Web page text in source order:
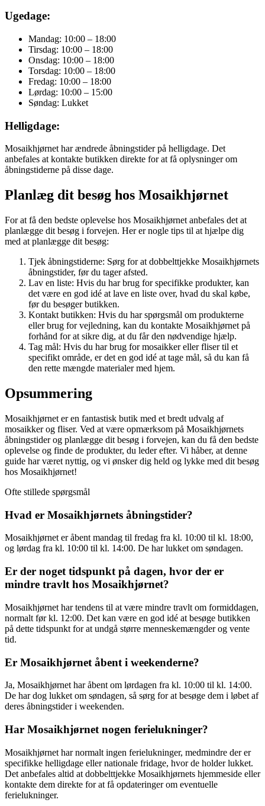
Ugedage:
Mandag: 10:00 – 18:00
Tirsdag: 10:00 – 18:00
Onsdag: 10:00 – 18:00
Torsdag: 10:00 – 18:00
Fredag: 10:00 – 18:00
Lørdag: 10:00 – 15:00
Søndag: Lukket
Helligdage:
Mosaikhjørnet har ændrede åbningstider på helligdage. Det
anbefales at kontakte butikken direkte for at få oplysninger om
åbningstiderne på disse dage.
Planlæg dit besøg hos Mosaikhjørnet
For at få den bedste oplevelse hos Mosaikhjørnet anbefales det at
planlægge dit besøg i forvejen. Her er nogle tips til at hjælpe dig
med at planlægge dit besøg:
Tjek åbningstiderne: Sørg for at dobbelttjekke Mosaikhjørnets
åbningstider, før du tager afsted.
Lav en liste: Hvis du har brug for specifikke produkter, kan
det være en god idé at lave en liste over, hvad du skal købe,
før du besøger butikken.
Kontakt butikken: Hvis du har spørgsmål om produkterne
eller brug for vejledning, kan du kontakte Mosaikhjørnet på
forhånd for at sikre dig, at du får den nødvendige hjælp.
Tag mål: Hvis du har brug for mosaikker eller fliser til et
specifikt område, er det en god idé at tage mål, så du kan få
den rette mængde materialer med hjem.
Opsummering
Mosaikhjørnet er en fantastisk butik med et bredt udvalg af
mosaikker og fliser. Ved at være opmærksom på Mosaikhjørnets
åbningstider og planlægge dit besøg i forvejen, kan du få den bedste
oplevelse og finde de produkter, du leder efter. Vi håber, at denne
guide har været nyttig, og vi ønsker dig held og lykke med dit besøg
hos Mosaikhjørnet!
Ofte stillede spørgsmål
Hvad er Mosaikhjørnets åbningstider?
Mosaikhjørnet er åbent mandag til fredag ​​fra kl. 10:00 til kl. 18:00,
og lørdag fra kl. 10:00 til kl. 14:00. De har lukket om søndagen.
Er der noget tidspunkt på dagen, hvor der er
mindre travlt hos Mosaikhjørnet?
Mosaikhjørnet har tendens til at være mindre travlt om formiddagen,
normalt før kl. 12:00. Det kan være en god idé at besøge butikken
på dette tidspunkt for at undgå større menneskemængder og vente
tid.
Er Mosaikhjørnet åbent i weekenderne?
Ja, Mosaikhjørnet har åbent om lørdagen fra kl. 10:00 til kl. 14:00.
De har dog lukket om søndagen, så sørg for at besøge dem i løbet af
deres åbningstider i weekenden.
Har Mosaikhjørnet nogen ferielukninger?
Mosaikhjørnet har normalt ingen ferielukninger, medmindre der er
specifikke helligdage eller nationale fridage, hvor de holder lukket.
Det anbefales altid at dobbelttjekke Mosaikhjørnets hjemmeside eller
kontakte dem direkte for at få opdateringer om eventuelle
ferielukninger.